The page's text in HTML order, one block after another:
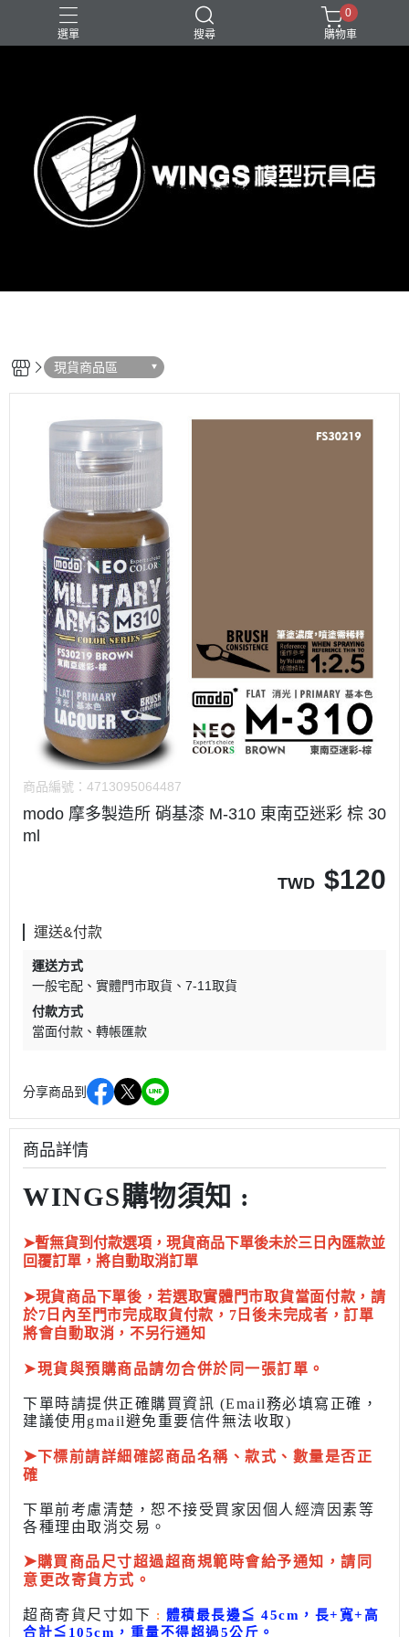
選單 搜尋
0
購物車
現貨商品區
商品編號： 4713095064487
modo 摩多製造所 硝基漆 M-310 東南亞迷彩 棕 30
ml
TWD $120
運送&付款
運送方式
一般宅配
實體門市取貨
7-11取貨
付款方式
當面付款
轉帳匯款
分享商品到
商品詳情
WINGS購物須知 :
➤暫無貨到付款選項，現貨商品下單後未於三日內匯款並
回覆訂單，將自動取消訂單
➤現貨商品下單後，若選取實體門市取貨當面付款，請
於7日內至門市完成取貨付款，7日後未完成者，訂單
將會自動取消，不另行通知
➤現貨與預購商品請勿合併於同一張訂單。
下單時請提供正確購買資訊 (Email務必填寫正確，
建議使用gmail避免重要信件無法收取)
➤下標前請詳細確認商品名稱、款式、數量是否正
確
下單前考慮清楚，恕不接受買家因個人經濟因素等
各種理由取消交易。
➤購買商品尺寸超過超商規範時會給予通知，請同
意更改寄貨方式。
超商寄貨尺寸如下 : 體積最長邊≦ 45cm，長+寬+高
合計≦ 105cm， 重量不得超過5公斤 。